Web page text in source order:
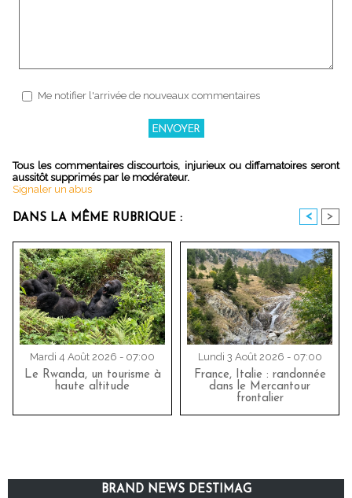
Me notifier l'arrivée de nouveaux commentaires
Tous les commentaires discourtois, injurieux ou diffamatoires seront
aussitôt supprimés par le modérateur.
Signaler un abus
DANS LA MÊME RUBRIQUE : < >
Mardi 4 Août 2026 - 07:00
Le Rwanda, un tourisme à
haute altitude
Lundi 3 Août 2026 - 07:00
France, Italie : randonnée
dans le Mercantour
frontalier
BRAND NEWS DESTIMAG